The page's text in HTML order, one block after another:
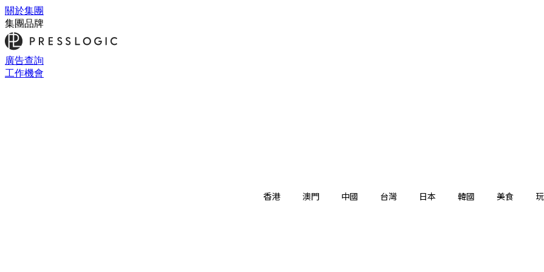
關於集團
集團品牌
廣告查詢
工作機會
香港 澳門 中國 台灣 日本 韓國 美食